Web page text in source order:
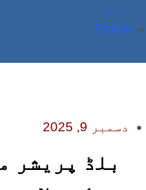
رابطہ
English
دسمبر 9, 2025
بلڈ پریشر